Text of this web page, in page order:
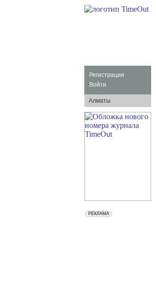
Регистрация
Войти
Алматы